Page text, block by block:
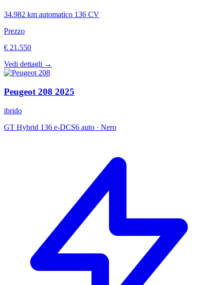
34.982 km automatico 136 CV
Prezzo
€ 21.550
Vedi dettagli →
Peugeot 208 2025
ibrido
GT Hybrid 136 e-DCS6 auto · Nero